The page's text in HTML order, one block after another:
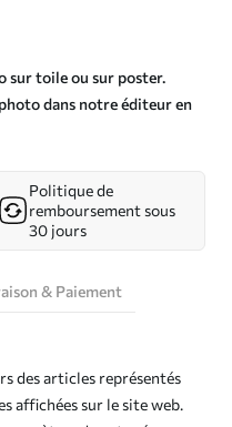
sur toile ou sur poster.
dans notre éditeur en
Politique de
remboursement sous
30 jours
& Paiement
des articles représentés
affichées sur le site web.